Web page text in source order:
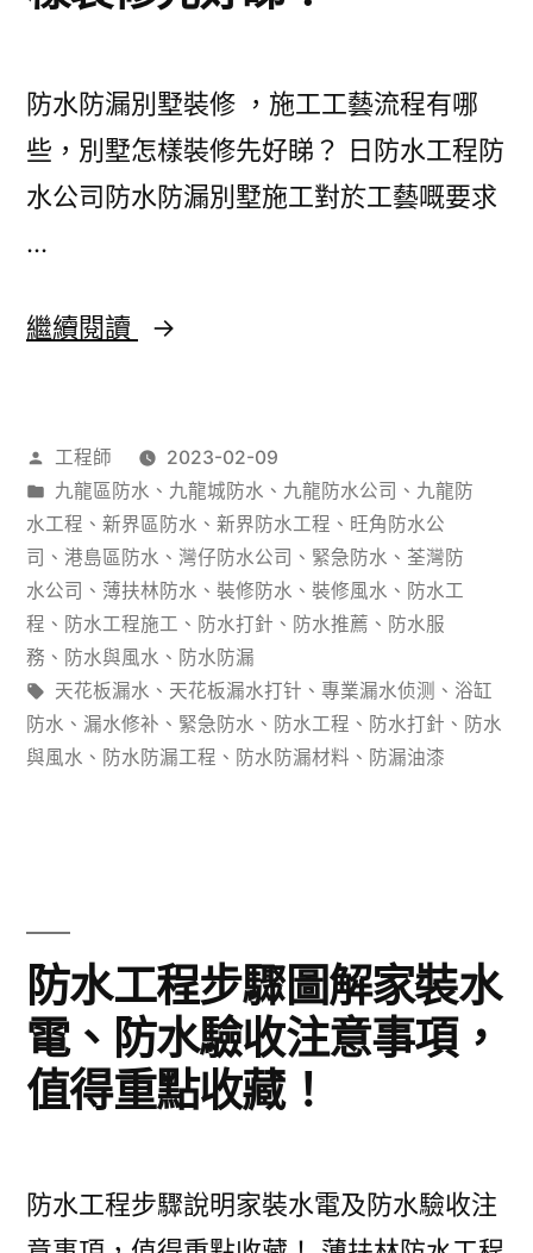
防水防漏別墅裝修 ，施工工藝流程有哪
些，別墅怎樣裝修先好睇？ 日防水工程防
水公司防水防漏別墅施工對於工藝嘅要求
…
繼續閱讀
防
漏
別
墅
裝
修，
施
工
有
哪
些，
別
怎
作
者：
工程師
2023-02-09
分
類：
九龍區防水 、 九龍城防水 、 九龍防水公司 、 九龍防
水工程 、 新界區防水 、 新界防水工程 、 旺角防水公
司 、 港島區防水 、 灣仔防水公司 、 緊急防水 、 荃灣防
水公司 、 薄扶林防水 、 裝修防水 、 裝修風水 、 防水工
程 、 防水工程施工 、 防水打針 、 防水推薦 、 防水服
務 、 防水與風水 、 防水防漏
標
籤:
天花板漏水 、 天花板漏水打针 、 專業漏水侦测 、 浴缸
防水 、 漏水修补 、 緊急防水 、 防水工程 、 防水打針 、 防水
與風水 、 防水防漏工程 、 防水防漏材料 、 防漏油漆
防水工程步驟圖解家裝水
電、防水驗收注意事項，
值得重點收藏！
防水工程步驟說明家裝水電及防水驗收注